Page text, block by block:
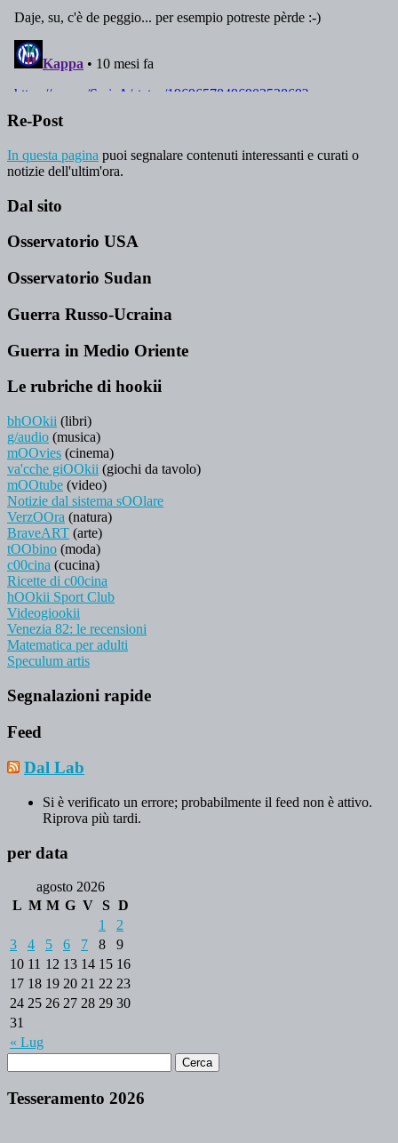
Re-Post
In questa pagina puoi segnalare contenuti interessanti e curati o
notizie dell'ultim'ora.
Dal sito
Osservatorio USA
Osservatorio Sudan
Guerra Russo-Ucraina
Guerra in Medio Oriente
Le rubriche di hookii
bhOOkii (libri)
g/audio (musica)
mOOvies (cinema)
va'cche giOOkii (giochi da tavolo)
mOOtube (video)
Notizie dal sistema sOOlare
VerzOOra (natura)
BraveART (arte)
tOObino (moda)
c00cina (cucina)
Ricette di c00cina
hOOkii Sport Club
Videogiookii
Venezia 82: le recensioni
Matematica per adulti
Speculum artis
Segnalazioni rapide
Feed
Dal Lab
Si è verificato un errore; probabilmente il feed non è attivo.
Riprova più tardi.
per data
agosto 2026
L M M G V S D
« Lug
1
2
3
4 5 6 7 8
9
10 11 12 13 14 15 16
17 18 19 20 21 22 23
24 25 26 27 28 29 30
31
Tesseramento 2026